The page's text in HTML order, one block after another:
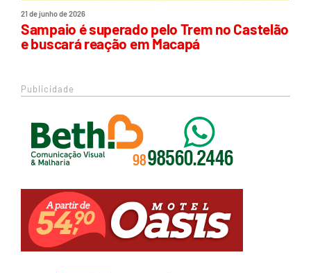
21 de junho de 2026
Sampaio é superado pelo Trem no Castelão
e buscará reação em Macapá
Publicidade